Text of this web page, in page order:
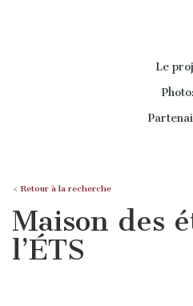
Le
< Retour à la recherche
Maison des
l’ÉTS